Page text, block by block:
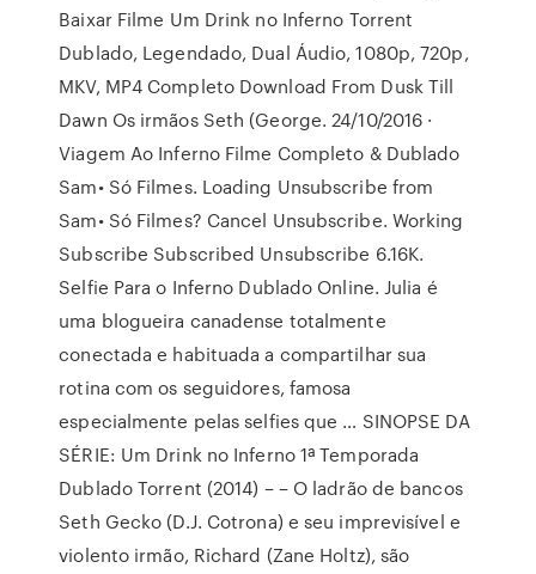
Baixar Filme Um Drink no Inferno Torrent
Dublado, Legendado, Dual Áudio, 1080p, 720p,
MKV, MP4 Completo Download From Dusk Till
Dawn Os irmãos Seth (George. 24/10/2016 ·
Viagem Ao Inferno Filme Completo & Dublado
Sam• Só Filmes. Loading Unsubscribe from
Sam• Só Filmes? Cancel Unsubscribe. Working
Subscribe Subscribed Unsubscribe 6.16K.
Selfie Para o Inferno Dublado Online. Julia é
uma blogueira canadense totalmente
conectada e habituada a compartilhar sua
rotina com os seguidores, famosa
especialmente pelas selfies que … SINOPSE DA
SÉRIE: Um Drink no Inferno 1ª Temporada
Dublado Torrent (2014) – – O ladrão de bancos
Seth Gecko (D.J. Cotrona) e seu imprevisível e
violento irmão, Richard (Zane Holtz), são